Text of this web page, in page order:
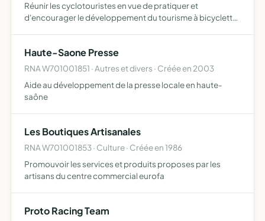
Réunir les cyclotouristes en vue de pratiquer et
d'encourager le développement du tourisme à bicyclette
Haute-Saone Presse
RNA W701001851 · Autres et divers · Créée en 2003
Aide au développement de la presse locale en haute-
saône
Les Boutiques Artisanales
RNA W701001853 · Culture · Créée en 1986
Promouvoir les services et produits proposes par les
artisans du centre commercial eurofa
Proto Racing Team